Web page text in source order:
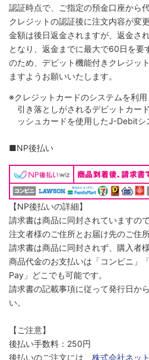
認証時点で、ご指定の預金口座から
クレジットの認証後に注文内容が変
金額は後日返金されますが、返金さ
となり、返金までに最大で60日を要
のため、デビット機能付きクレジッ
ますようお願いいたします。
※クレジットカードのシステムを利
引き落としがされるデビットカー
ッシュカードを使用したJ-Debitシ
■NP後払い
【NP後払いの詳細】
請求書は商品に同封されていますの
注文者様のご住所とお届け先のご住
請求書は商品に同封されず、購入者
商品代金のお支払いは「コンビニ」
Pay」どこでも可能です。
請求書の記載事項に従って発行日か
い。
【ご注意】
後払い手数料：250円
後払いのご注文には、 株式会社ネッ